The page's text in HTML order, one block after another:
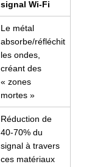
signal Wi-Fi
Le métal
absorbe/réfléchit
les ondes,
créant des
« zones
mortes »
Réduction de
40-70% du
signal à travers
ces matériaux